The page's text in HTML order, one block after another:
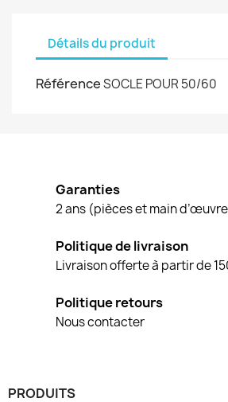
Détails du produit
RéférenceSOCLE POUR 50/60
Garanties
2 ans (pièces et main
Politique de livraison
Livraison offerte à partir de
Politique retours
Nous contacter
PRODUITS